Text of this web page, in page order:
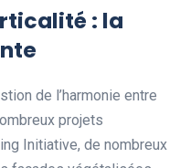
: la
de l’harmonie entre
projets
Initiative, de nombreux